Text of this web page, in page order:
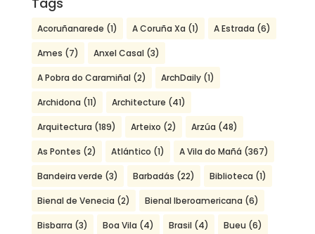
Acoruñanarede (1) A Coruña Xa (1) A Estrada (6)
Ames (7) Anxel Casal (3)
A Pobra do Caramiñal (2) ArchDaily(1)
Archidona (11) Architecture (41)
Arquitectura (189) Arteixo (2) Arzúa (48)
As Pontes (2) Atlántico (1) A Vila do Mañá (367)
Bandeira verde (3) Barbadás (22) Biblioteca (1)
Bienal de Venecia (2) Bienal Iberoamericana (6)
Bisbarra (3) Boa Vila (4) Brasil (4) Bueu (6)